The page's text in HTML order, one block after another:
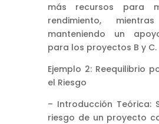
más recursos para
rendimiento,
manteniendo un
para los proyectos B y C.
Ejemplo 2: Reequilibrio
el Riesgo
– Introducción Teórica:
riesgo de un proyecto